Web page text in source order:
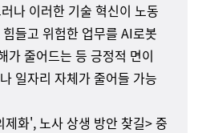
나 이러한 기술 혁신이 노동
들고 위험한 업무를 AI로봇
가 줄어드는 등 긍정적 면이
일자리 자체가 줄어들 가능
화', 노사 상생 방안 찾길> 중